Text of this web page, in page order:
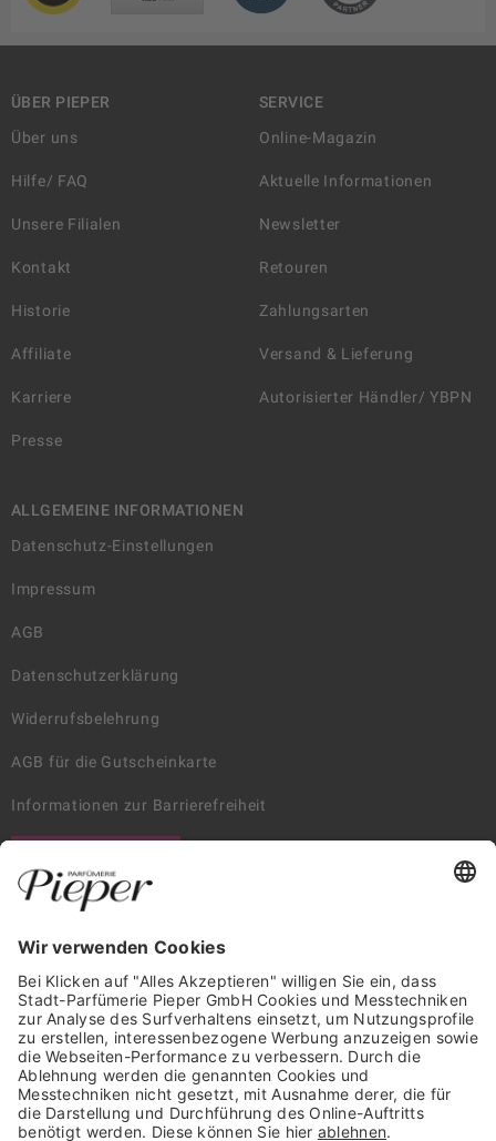
ÜBER PIEPER
Über uns
Hilfe/ FAQ
Unsere Filialen
Kontakt
Historie
Affiliate
Karriere
Presse
SERVICE
Online-Magazin
Aktuelle Informationen
Newsletter
Retouren
Zahlungsarten
Versand & Lieferung
Autorisierter Händler/ YBPN
ALLGEMEINE INFORMATIONEN
Datenschutz-Einstellungen
Impressum
AGB
Datenschutzerklärung
Widerrufsbelehrung
AGB für die Gutscheinkarte
Informationen zur Barrierefreiheit
Trusted Shops Mitglied seit 2010